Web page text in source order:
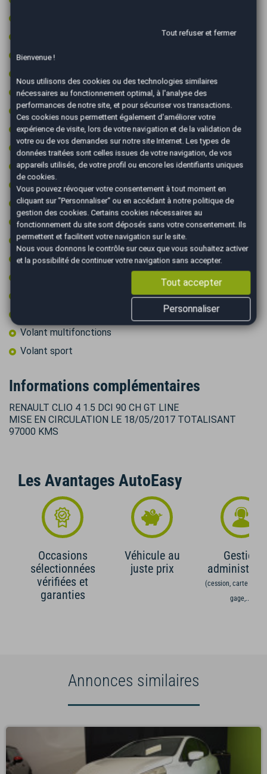
Jantes aluminium
Limiteur de vitesse
Ordinateur de bord
Pack sport
Prise 12v
Prise audio USB
Radar arrière de détection d'obstacles
Radar avant de détection d'obstacles
Régulateur de vitesse
Rétroviseurs électriques
Rétroviseurs rabattables électriquement
Volant multifonctions
Volant sport
Informations complémentaires
RENAULT CLIO 4 1.5 DCI 90 CH GT LINE
MISE EN CIRCULATION LE 18/05/2017 TOTALISANT
97000 KMS
Les Avantages AutoEasy
Occasions
sélectionnées
vérifiées et
garanties
Véhicule au
juste prix
Gestion
(cession, carte grise,
gage,...)
Annonces similaires
Tout refuser et fermer
Bienvenue !
Nous utilisons des cookies ou des technologies similaires
nécessaires au fonctionnement optimal, à l'analyse des
performances de notre site, et pour sécuriser vos transactions.
Ces cookies nous permettent également d'améliorer votre
expérience de visite, lors de votre navigation et de la validation de
votre ou de vos demandes sur notre site Internet. Les types de
données traitées sont celles issues de votre navigation, de vos
appareils utilisés, de votre profil ou encore les identifiants uniques
de cookies.
Vous pouvez révoquer votre consentement à tout moment en
cliquant sur "Personnaliser" ou en accédant à notre politique de
gestion des cookies. Certains cookies nécessaires au
fonctionnement du site sont déposés sans votre consentement. Ils
permettent et facilitent votre navigation sur le site.
Nous vous donnons le contrôle sur ceux que vous souhaitez activer
et la possibilité de continuer votre navigation sans accepter.
Tout accepter
Personnaliser